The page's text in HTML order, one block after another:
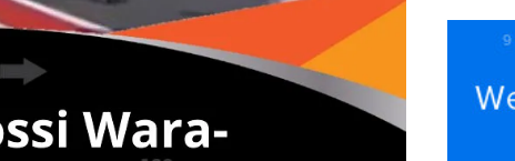
Yuk
Yuk
bersama